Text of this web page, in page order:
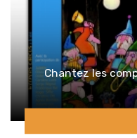
Chantez les